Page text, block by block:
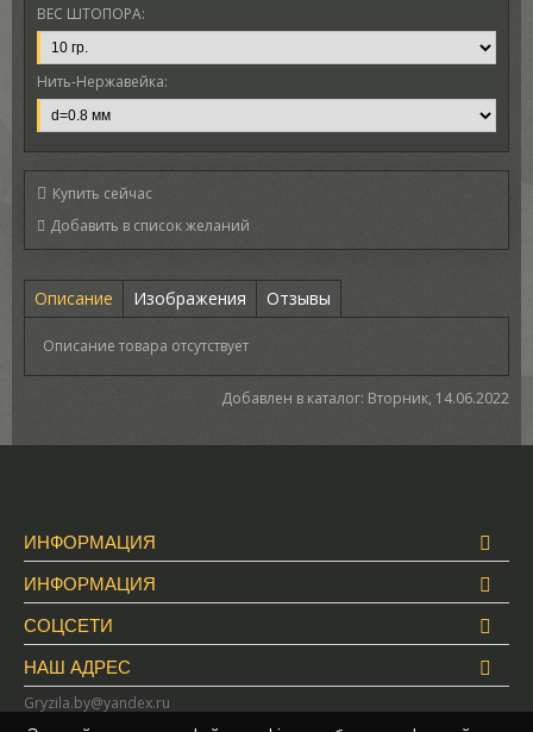
ВЕС ШТОПОРА:
Нить-Нержавейка:
Купить сейчас
Описание Изображения Отзывы
Описание товара отсутствует
Добавлен в каталог: Вторник, 14.06.2022
ИНФОРМАЦИЯ
ИНФОРМАЦИЯ
СОЦСЕТИ
НАШ АДРЕС
Gryzila.by@yandex.ru